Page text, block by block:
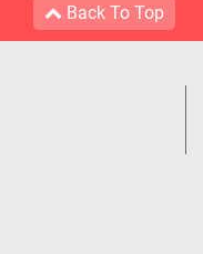
Back To Top